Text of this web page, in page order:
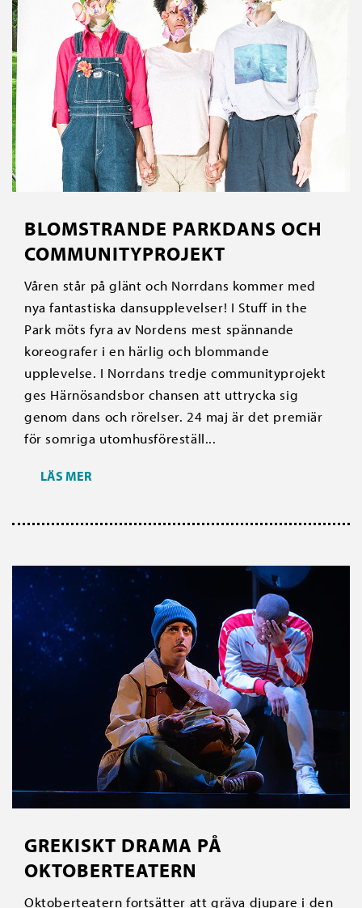
BLOMSTRANDE PARKDANS OCH
COMMUNITYPROJEKT
Våren står på glänt och Norrdans kommer med
nya fantastiska dansupplevelser! I Stuff in the
Park möts fyra av Nordens mest spännande
koreografer i en härlig och blommande
upplevelse. I Norrdans tredje communityprojekt
ges Härnösandsbor chansen att uttrycka sig
genom dans och rörelser. 24 maj är det premiär
för somriga utomhusföreställ...
LÄS MER
GREKISKT DRAMA PÅ
OKTOBERTEATERN
Oktoberteatern fortsätter att gräva djupare i den